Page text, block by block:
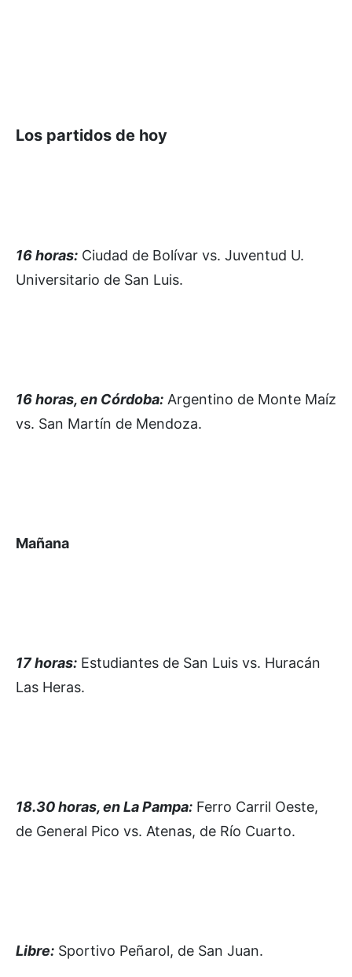
Los partidos de hoy
16 horas: Ciudad de Bolívar vs. Juventud U.
Universitario de San Luis.
16 horas, en Córdoba: Argentino de Monte Maíz
vs. San Martín de Mendoza.
Mañana
17 horas: Estudiantes de San Luis vs. Huracán
Las Heras.
18.30 horas, en La Pampa: Ferro Carril Oeste,
de General Pico vs. Atenas, de Río Cuarto.
Libre: Sportivo Peñarol, de San Juan.